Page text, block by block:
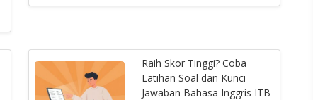
Raih Skor Tinggi? Coba
Latihan Soal dan Kunci
Jawaban Bahasa Inggris ITB